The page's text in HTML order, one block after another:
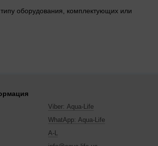
оборудования, комплектующих или
по Украине.
Viber: Aqua-Life
WhatApp: Aqua-Life
A-L